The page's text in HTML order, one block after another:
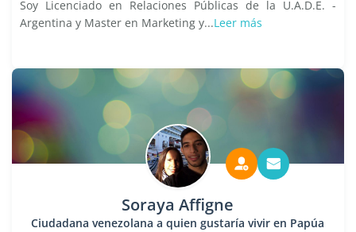
Soy Licenciado en Relaciones Públicas de la U.A.D.E. -
Argentina y Master en Marketing y...Leer más
Soraya Affigne
Ciudadana venezolana a quien gustaría vivir en Papúa